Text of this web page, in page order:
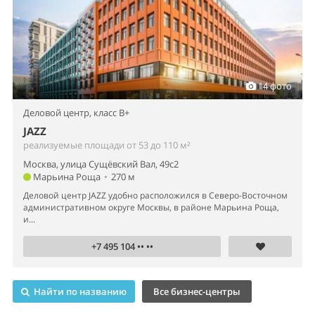
14 фото
Деловой центр, класс B+
JAZZ
реализуемые площади от 53 до 110 м²
Москва, улица Сущёвский Вал, 49с2
Марьина Роща • 270 м
Деловой центр JAZZ удобно расположился в Северо-Восточном
административном округе Москвы, в районе Марьина Роща,
и...
+7 495 104 •• ••
Найти по названию Все бизнес-центры